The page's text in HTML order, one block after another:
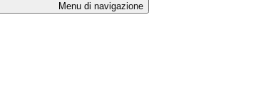
Menu di navigazione